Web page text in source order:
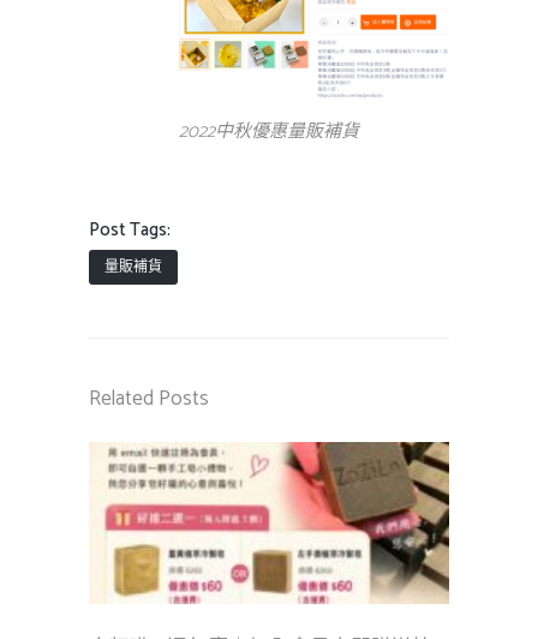
2022中秋優惠量販補貨
Post Tags:
量販補貨
Related Posts